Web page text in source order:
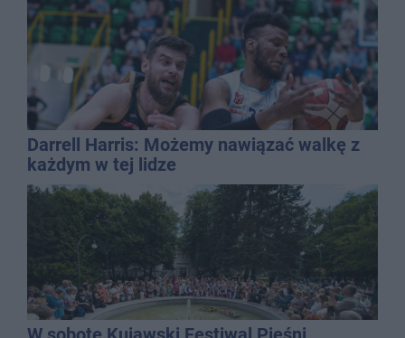
Darrell Harris: Możemy nawiązać walkę z
każdym w tej lidze